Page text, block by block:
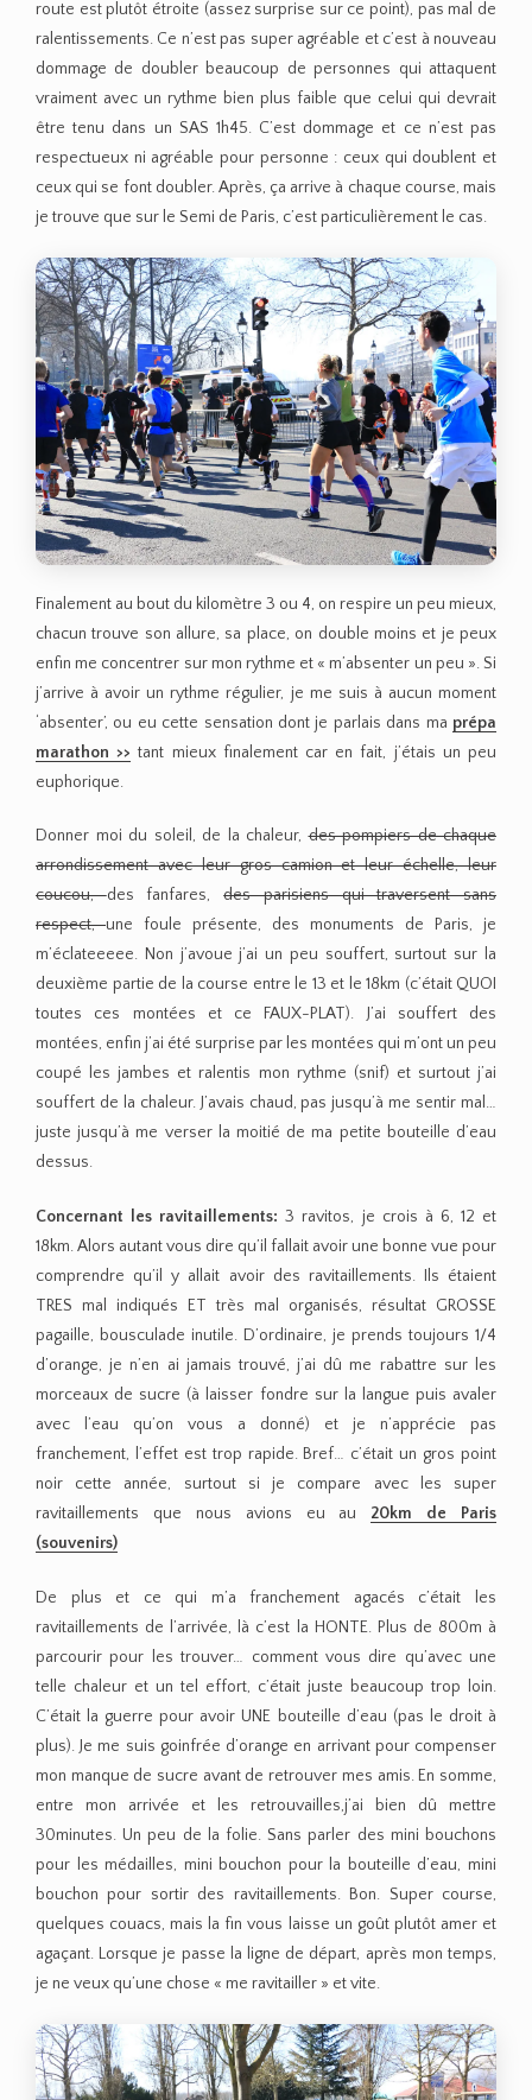
route est plutôt étroite (assez surprise sur ce point), pas mal de
ralentissements. Ce n’est pas super agréable et c’est à nouveau
dommage de doubler beaucoup de personnes qui attaquent
vraiment avec un rythme bien plus faible que celui qui devrait
être tenu dans un SAS 1h45. C’est dommage et ce n’est pas
respectueux ni agréable pour personne : ceux qui doublent et
ceux qui se font doubler. Après, ça arrive à chaque course, mais
je trouve que sur le Semi de Paris, c’est particulièrement le cas.
Finalement au bout du kilomètre 3 ou 4, on respire un peu mieux,
chacun trouve son allure, sa place, on double moins et je peux
enfin me concentrer sur mon rythme et « m’absenter un peu ». Si
j’arrive à avoir un rythme régulier, je me suis à aucun moment
‘absenter’, ou eu cette sensation dont je parlais dans ma prépa
marathon >> tant mieux finalement car en fait, j’étais un peu
euphorique.
Donner moi du soleil, de la chaleur,des pompiers de chaque
arrondissement avec leur gros camion et leur échelle, leur
coucou,des fanfares,des parisiens qui traversent sans
respect,une foule présente, des monuments de Paris, je
m’éclateeeee. Non j’avoue j’ai un peu souffert, surtout sur la
deuxième partie de la course entre le 13 et le 18km (c’était QUOI
toutes ces montées et ce FAUX-PLAT). J’ai souffert des
montées, enfin j’ai été surprise par les montées qui m’ont un peu
coupé les jambes et ralentis mon rythme (snif) et surtout j’ai
souffert de la chaleur. J’avais chaud, pas jusqu’à me sentir mal…
juste jusqu’à me verser la moitié de ma petite bouteille d’eau
dessus.
Concernant les ravitaillements:3 ravitos, je crois à 6, 12 et
18km. Alors autant vous dire qu’il fallait avoir une bonne vue pour
comprendre qu’il y allait avoir des ravitaillements. Ils étaient
TRES mal indiqués ET très mal organisés, résultat GROSSE
pagaille, bousculade inutile. D’ordinaire, je prends toujours 1/4
d’orange, je n’en ai jamais trouvé, j’ai dû me rabattre sur les
morceaux de sucre (à laisser fondre sur la langue puis avaler
avec l’eau qu’on vous a donné) et je n’apprécie pas
franchement, l’effet est trop rapide. Bref… c’était un gros point
noir cette année, surtout si je compare avec les super
ravitaillements que nous avions eu au 20km de Paris
(souvenirs)
De plus et ce qui m’a franchement agacés c’était les
ravitaillements de l’arrivée, là c’est la HONTE. Plus de 800m à
parcourir pour les trouver… comment vous dire qu’avec une
telle chaleur et un tel effort, c’était juste beaucoup trop loin.
C’était la guerre pour avoir UNE bouteille d’eau (pas le droit à
plus). Je me suis goinfrée d’orange en arrivant pour compenser
mon manque de sucre avant de retrouver mes amis. En somme,
entre mon arrivée et les retrouvailles,j’ai bien dû mettre
30minutes. Un peu de la folie. Sans parler des mini bouchons
pour les médailles, mini bouchon pour la bouteille d’eau, mini
bouchon pour sortir des ravitaillements. Bon. Super course,
quelques couacs, mais la fin vous laisse un goût plutôt amer et
agaçant. Lorsque je passe la ligne de départ, après mon temps,
je ne veux qu’une chose « me ravitailler » et vite.